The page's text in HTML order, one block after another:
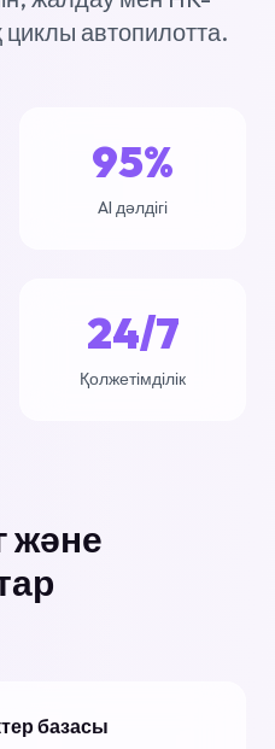
циклы автопилотта.
95%
AI дәлдігі
24/7
Қолжетімділік
және
базасы